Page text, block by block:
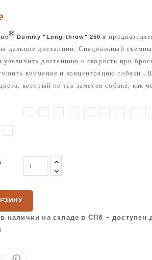
.
® Dummy "Long-throw" 250 г
дальние дистанции. Специальный
увеличить дистанцию и скорость при
внимание и концентрацию собаки .
который не так заметен собаке, как
наличии на складе в СПб - доступен